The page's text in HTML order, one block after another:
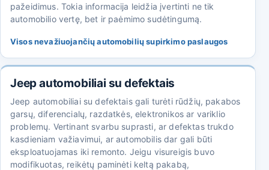
pažeidimus. Tokia informacija leidžia įvertinti ne tik
automobilio vertę, bet ir paėmimo sudėtingumą.
Visos nevažiuojančių automobilių supirkimo paslaugos
Jeep automobiliai su defektais
Jeep automobiliai su defektais gali turėti rūdžių, pakabos
garsų, diferencialų, razdatkės, elektronikos ar variklio
problemų. Vertinant svarbu suprasti, ar defektas trukdo
kasdieniam važiavimui, ar automobilis dar gali būti
eksploatuojamas iki remonto. Jeigu visureigis buvo
modifikuotas, reikėtų paminėti keltą pakabą,